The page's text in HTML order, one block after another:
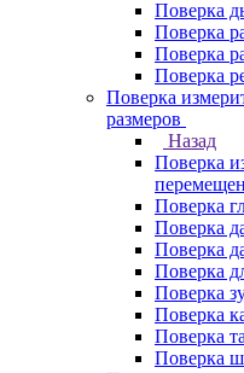
Поверка
Поверка
Поверка
Поверка
Поверка
размеров
Назад
Поверка
Поверка
Поверка
Поверка
Поверка
Поверка
Поверка
Поверка
Поверка